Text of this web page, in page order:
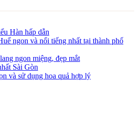
Hàn hấp dẫn
ngon và nổi tiếng nhất tại thành phố
ngon miệng, đẹp mắt
Sài Gòn
và sử dụng hoa quả hợp lý